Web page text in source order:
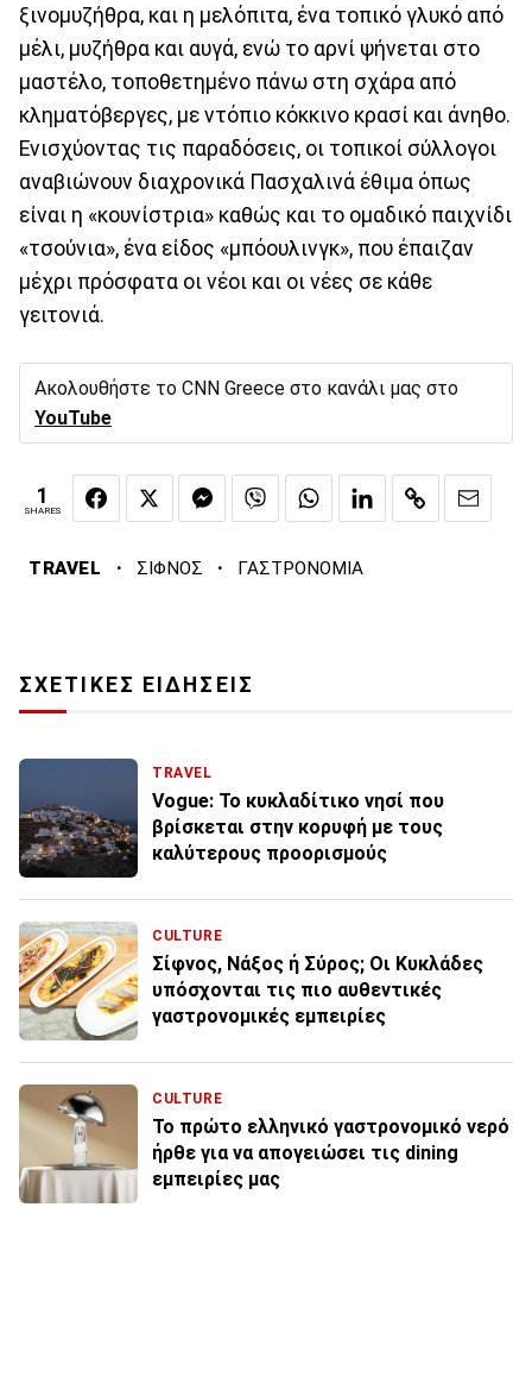
ξινομυζήθρα, και η μελόπιτα, ένα τοπικό γλυκό από
μέλι, μυζήθρα και αυγά, ενώ το αρνί ψήνεται στο
μαστέλο, τοποθετημένο πάνω στη σχάρα από
κληματόβεργες, με ντόπιο κόκκινο κρασί και άνηθο.
Ενισχύοντας τις παραδόσεις, οι τοπικοί σύλλογοι
αναβιώνουν διαχρονικά Πασχαλινά έθιμα όπως
είναι η «κουνίστρια» καθώς και το ομαδικό παιχνίδι
«τσούνια», ένα είδος «μπόουλινγκ», που έπαιζαν
μέχρι πρόσφατα οι νέοι και οι νέες σε κάθε
γειτονιά.
Ακολουθήστε το CNN Greece στο κανάλι μας στο
YouTube
1
SHARES
TRAVEL · ΣΙΦΝΟΣ · ΓΑΣΤΡΟΝΟΜΙΑ
ΣΧΕΤΙΚΕΣ ΕΙΔΗΣΕΙΣ
TRAVEL
Vogue: Το κυκλαδίτικο νησί που
βρίσκεται στην κορυφή με τους
καλύτερους προορισμούς
CULTURE
Σίφνος, Νάξος ή Σύρος; Οι Κυκλάδες
υπόσχονται τις πιο αυθεντικές
γαστρονομικές εμπειρίες
CULTURE
Το πρώτο ελληνικό γαστρονομικό νερό
ήρθε για να απογειώσει τις dining
εμπειρίες μας